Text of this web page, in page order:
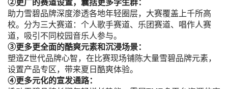
助力雪碧品牌深度渗透各地年轻圈层，大赛覆盖上千所高
校。分为三大赛道：个人歌手赛道、乐团赛道、唱作人赛
道，吸引不同校园音乐人参与。
③更多更全面的酷爽元素和沉浸场景：
塑造Z世代品牌心智，在比赛现场铺陈大量雪碧品牌元素，
设置产品专区，带来夏日酷爽体验。
④更多元化的宣发通路：